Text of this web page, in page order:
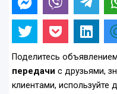
Поделитесь объявлением
передачи с друзьями,
клиентами, используйте